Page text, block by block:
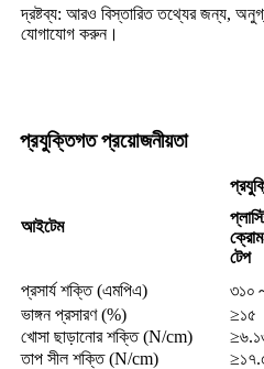
দ্রষ্টব্য: আরও বিস্তারিত তথ্যের জন্য,
যোগাযোগ করুন।
প্রযুক্তিগত প্রয়োজনীয়তা
আইটেম
টেপ
প্রসার্য শক্তি (এমপিএ)
৩১০
ভাঙ্গন প্রসারণ (%)
≥১৫
খোসা ছাড়ানোর শক্তি (N/cm)
তাপ সীল শক্তি (N/cm)